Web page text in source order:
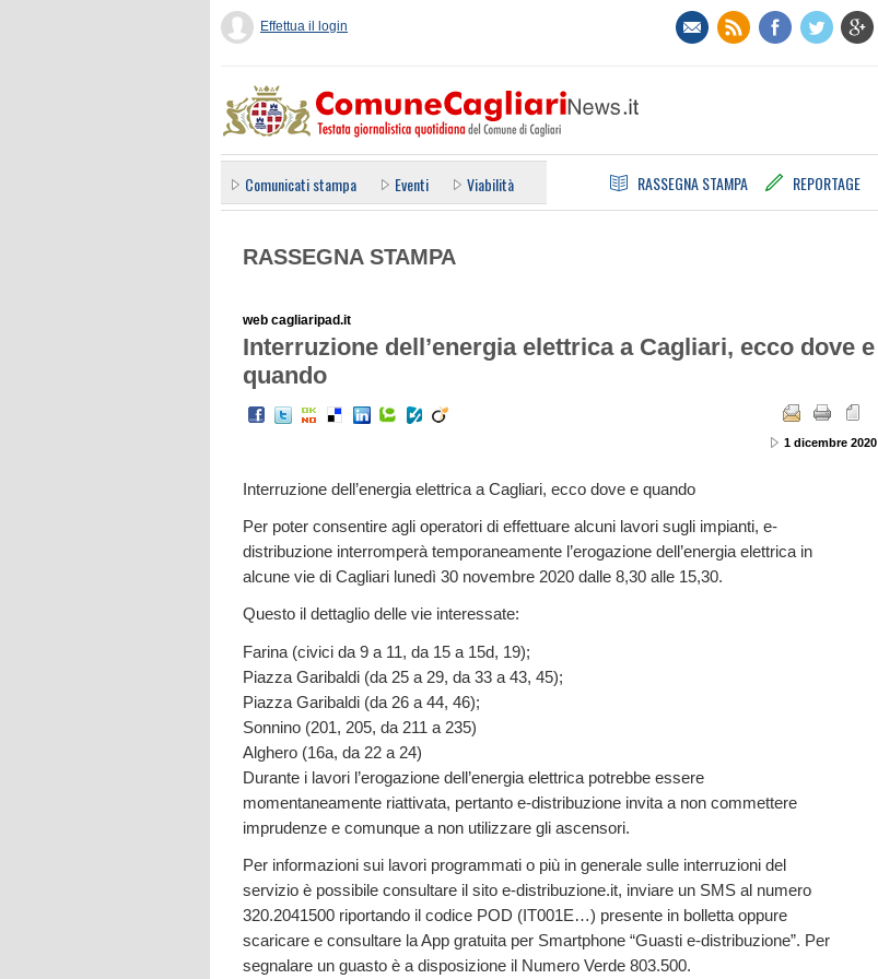
Effettua il login
Comunicati stampa Eventi Viabilità RASSEGNA STAMPA REPORTAGE
RASSEGNA STAMPA
web cagliaripad.it
Interruzione dell’energia elettrica a Cagliari, ecco dove e
quando
1 dicembre 2020
Interruzione dell’energia elettrica a Cagliari, ecco dove e quando
Per poter consentire agli operatori di effettuare alcuni lavori sugli impianti, e-
distribuzione interromperà temporaneamente l’erogazione dell’energia elettrica in
alcune vie di Cagliari lunedì 30 novembre 2020 dalle 8,30 alle 15,30.
Questo il dettaglio delle vie interessate:
Farina (civici da 9 a 11, da 15 a 15d, 19);
Piazza Garibaldi (da 25 a 29, da 33 a 43, 45);
Piazza Garibaldi (da 26 a 44, 46);
Sonnino (201, 205, da 211 a 235)
Alghero (16a, da 22 a 24)
Durante i lavori l’erogazione dell’energia elettrica potrebbe essere
momentaneamente riattivata, pertanto e-distribuzione invita a non commettere
imprudenze e comunque a non utilizzare gli ascensori.
Per informazioni sui lavori programmati o più in generale sulle interruzioni del
servizio è possibile consultare il sito e-distribuzione.it, inviare un SMS al numero
320.2041500 riportando il codice POD (IT001E…) presente in bolletta oppure
scaricare e consultare la App gratuita per Smartphone “Guasti e-distribuzione”. Per
segnalare un guasto è a disposizione il Numero Verde 803.500.